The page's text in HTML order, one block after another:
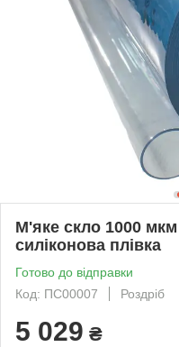
М'яке скло 1000
силіконова плівка
Готово до відправки
Код: ПС00007
Роздріб
5 029 ₴